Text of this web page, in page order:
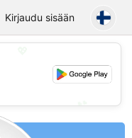
Kirjaudu sisään